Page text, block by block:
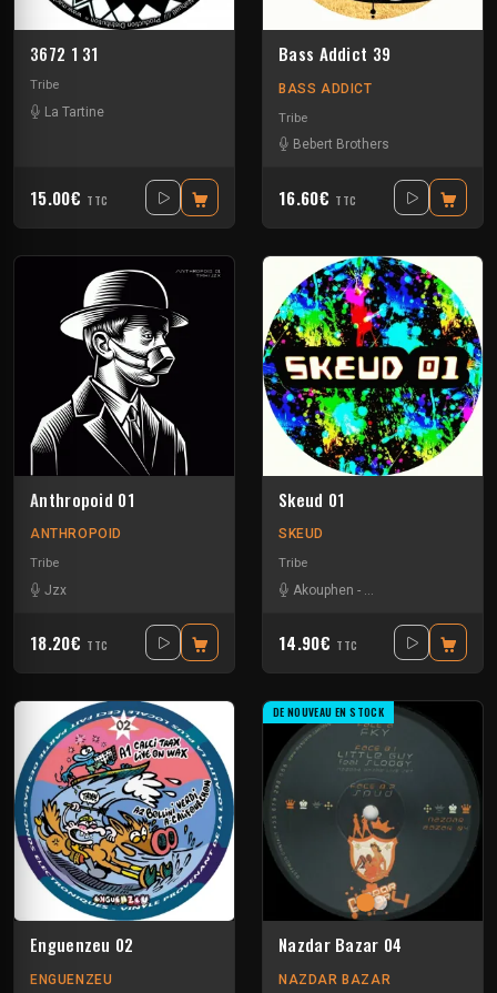
3672 1 31
Tribe
La Tartine
15.00€ TTC
Bass Addict 39
BASS ADDICT
Tribe
Bebert Brothers
16.60€ TTC
Anthropoid 01
ANTHROPOID
Tribe
Jzx
18.20€ TTC
Skeud 01
SKEUD
Tribe
Akouphen - Bebert Brothers
14.90€ TTC
Enguenzeu 02
ENGUENZEU
DE NOUVEAU EN STOCK
Nazdar Bazar 04
NAZDAR BAZAR